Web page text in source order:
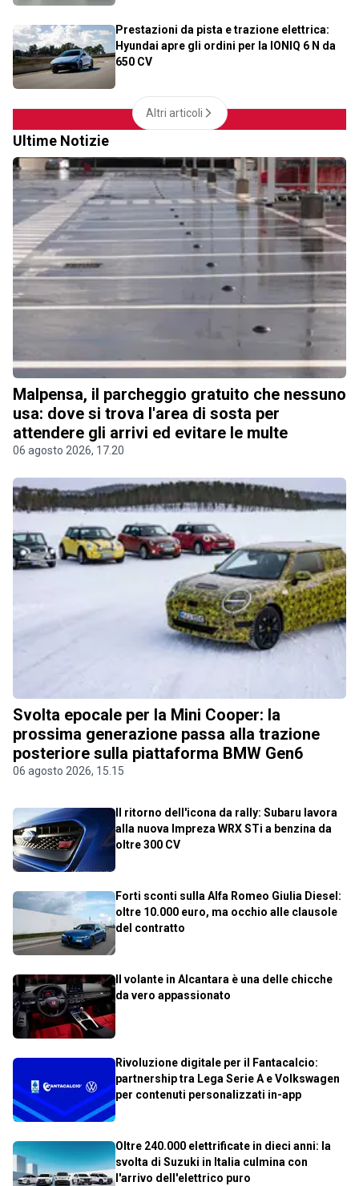
Prestazioni da pista e trazione elettrica:
Hyundai apre gli ordini per la IONIQ 6 N da
650 CV
Altri articoli
Ultime Notizie
Malpensa, il parcheggio gratuito che nessuno
usa: dove si trova l'area di sosta per
attendere gli arrivi ed evitare le multe
06 agosto 2026, 17.20
Svolta epocale per la Mini Cooper: la
prossima generazione passa alla trazione
posteriore sulla piattaforma BMW Gen6
06 agosto 2026, 15.15
Il ritorno dell'icona da rally: Subaru lavora
alla nuova Impreza WRX STi a benzina da
oltre 300 CV
Forti sconti sulla Alfa Romeo Giulia Diesel:
oltre 10.000 euro, ma occhio alle clausole
del contratto
Il volante in Alcantara è una delle chicche
da vero appassionato
Rivoluzione digitale per il Fantacalcio:
partnership tra Lega Serie A e Volkswagen
per contenuti personalizzati in-app
Oltre 240.000 elettrificate in dieci anni: la
svolta di Suzuki in Italia culmina con
l'arrivo dell'elettrico puro